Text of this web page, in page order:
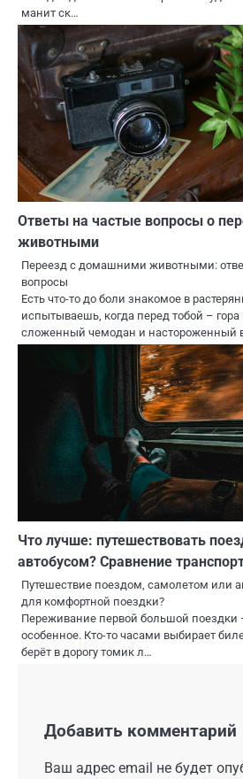
манит ск…
Ответы на частые вопросы о
животными
Переезд с домашними животными:
вопросы
Есть что-то до боли знакомое в
испытываешь, когда перед тобой –
сложенный чемодан и настороженный
Что лучше: путешествовать
автобусом? Сравнение
Путешествие поездом, самолетом или
для комфортной поездки?
Переживание первой большой поездки
особенное. Кто-то часами выбирает
берёт в дорогу томик л…
Добавить комментарий
Ваш адрес email не будет